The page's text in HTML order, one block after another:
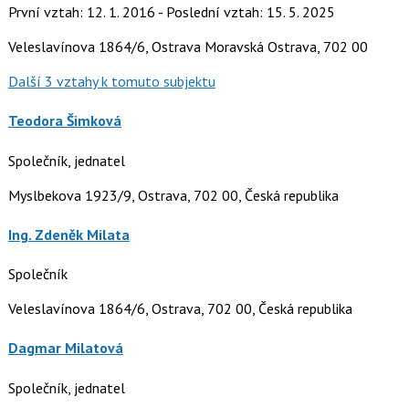
První vztah: 12. 1. 2016 - Poslední vztah: 15. 5. 2025
Veleslavínova 1864/6, Ostrava Moravská Ostrava, 702 00
Další 3 vztahy k tomuto subjektu
Teodora Šimková
Společník, jednatel
Myslbekova 1923/9, Ostrava, 702 00, Česká republika
Ing. Zdeněk Milata
Společník
Veleslavínova 1864/6, Ostrava, 702 00, Česká republika
Dagmar Milatová
Společník, jednatel